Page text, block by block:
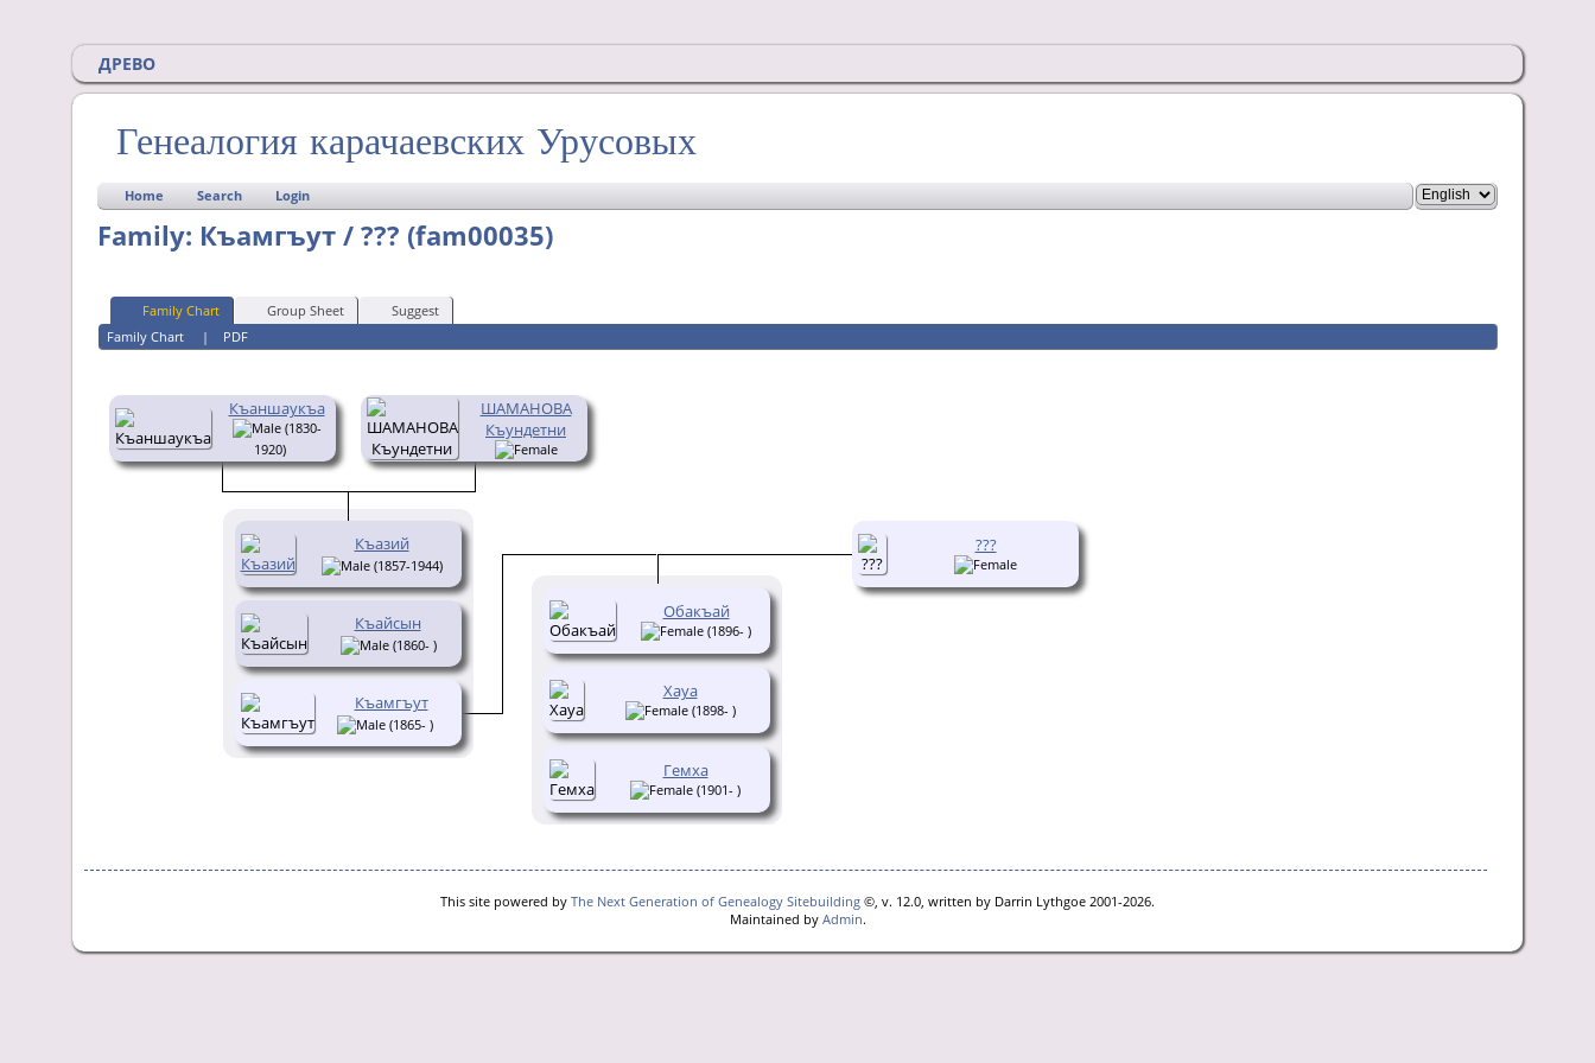
ДРЕВО
Генеалогия карачаевских Урусовых
Home Search Login
Family: Къамгъут / ??? (fam00035)
Family Chart Group Sheet
Suggest
Family Chart
| PDF
Къаншаукъа
(1830-
1920)
ШАМАНОВА
Къундетни
Къазий
(1857-1944)
Къайсын
(1860- )
Къамгъут
(1865- )
???
Обакъай
(1896- )
Хауа
(1898- )
Гемха
(1901- )
This site powered by The Next Generation of Genealogy Sitebuilding ©, v. 12.0, written by Darrin Lythgoe 2001-2026.
Maintained by Admin.